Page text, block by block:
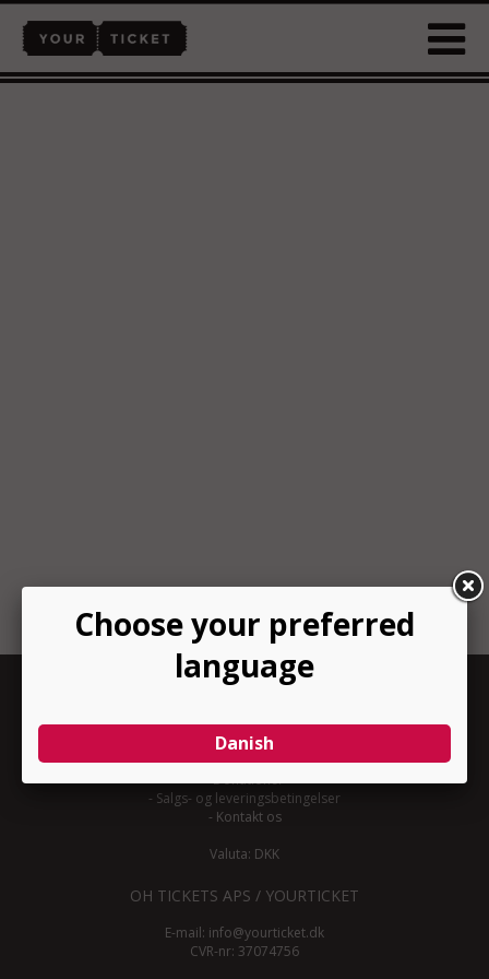
INFORMATION
-Om YourTicket
Bliv arrangør
-Arrangør login
-Donationer
- Salgs- og leveringsbetingelser
- Kontakt os
Valuta: DKK
OH TICKETS APS / YOURTICKET
E-mail: info@yourticket.dk
CVR-nr: 37074756